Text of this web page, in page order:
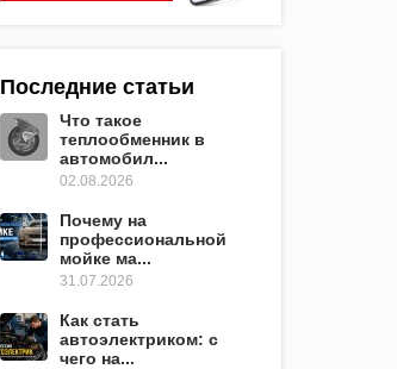
Последние статьи
Что такое
теплообменник в
автомобил...
02.08.2026
Почему на
профессиональной
мойке ма...
31.07.2026
Как стать
автоэлектриком: с
чего на...